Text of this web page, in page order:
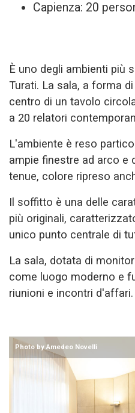
Capienza: 20
È uno degli ambienti più
Turati. La sala, a forma
centro di un tavolo
a 20 relatori
L'ambiente è reso
ampie finestre ad arco e
tenue, colore ripreso
Il soffitto è una delle
più originali,
unico punto centrale di
La sala, dotata di
come luogo moderno e
riunioni e incontri d'affari.
Photo by Amedeo Novelli